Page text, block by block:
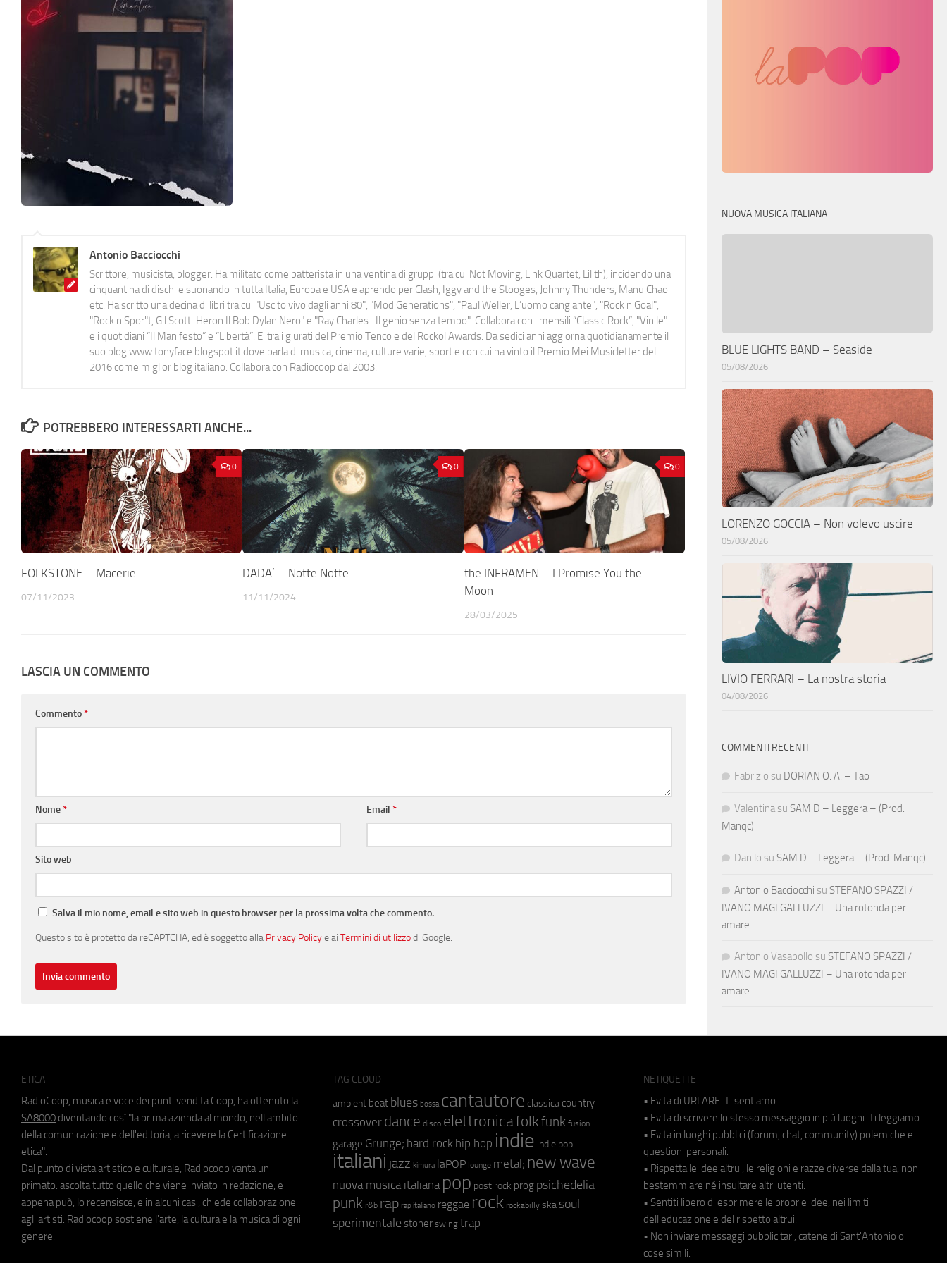
Antonio Bacciocchi
Scrittore, musicista, blogger. Ha militato come batterista in una ventina di gruppi (tra cui Not Moving, Link Quartet, Lilith), incidendo una
cinquantina di dischi e suonando in tutta Italia, Europa e USA e aprendo per Clash, Iggy and the Stooges, Johnny Thunders, Manu Chao
etc. Ha scritto una decina di libri tra cui "Uscito vivo dagli anni 80", "Mod Generations", "Paul Weller, L’uomo cangiante", "Rock n Goal",
"Rock n Spor"t, Gil Scott-Heron Il Bob Dylan Nero" e "Ray Charles- Il genio senza tempo". Collabora con i mensili “Classic Rock”, "Vinile"
e i quotidiani “Il Manifesto” e “Libertà”. E' tra i giurati del Premio Tenco e del Rockol Awards. Da sedici anni aggiorna quotidianamente il
suo blog www.tonyface.blogspot.it dove parla di musica, cinema, culture varie, sport e con cui ha vinto il Premio Mei Musicletter del
2016 come miglior blog italiano. Collabora con Radiocoop dal 2003.
POTREBBERO INTERESSARTI ANCHE...
0
FOLKSTONE – Macerie
07/11/2023
0
DADA’ – Notte Notte
11/11/2024
0
the INFRAMEN – I Promise You the
Moon
28/03/2025
LASCIA UN COMMENTO
Commento*
Nome* Email*
Sito web
Salva il mio nome, email e sito web in questo browser per la prossima volta che commento.
Questo sito è protetto da reCAPTCHA, ed è soggetto alla Privacy Policye ai Termini di utilizzodi Google.
NUOVA MUSICA ITALIANA
BLUE LIGHTS BAND – Seaside
05/08/2026
LORENZO GOCCIA – Non volevo uscire
05/08/2026
LIVIO FERRARI – La nostra storia
04/08/2026
COMMENTI RECENTI
Fabrizio su DORIAN O. A. – Tao
Valentina su SAM D – Leggera – (Prod.
Manqc)
Danilo su SAM D – Leggera – (Prod. Manqc)
Antonio Bacciocchi su STEFANO SPAZZI /
IVANO MAGI GALLUZZI – Una rotonda per
amare
Antonio Vasapollo su STEFANO SPAZZI /
IVANO MAGI GALLUZZI – Una rotonda per
amare
ETICA
RadioCoop, musica e voce dei punti vendita Coop, ha ottenuto la
SA8000 diventando così "la prima azienda al mondo, nell'ambito
della comunicazione e dell'editoria, a ricevere la Certificazione
etica".
Dal punto di vista artistico e culturale, Radiocoop vanta un
primato: ascolta tutto quello che viene inviato in redazione, e
appena può, lo recensisce, e in alcuni casi, chiede collaborazione
agli artisti. Radiocoop sostiene l'arte, la cultura e la musica di ogni
genere.
TAG CLOUD
ambient beat blues bossa cantautore classica country
crossover dance disco elettronicafolkfunk fusion
garage Grunge; hard rock hip hop indie indie pop
italiani jazz kimura laPOP lounge metal; new wave
nuova musica italiana pop post rock prog psichedelia
punk r&b rap rap italiano reggae rock rockabilly ska soul
sperimentale stoner swing trap
NETIQUETTE
• Evita di URLARE. Ti sentiamo.
• Evita di scrivere lo stesso messaggio in più luoghi. Ti leggiamo.
• Evita in luoghi pubblici (forum, chat, community) polemiche e
questioni personali.
• Rispetta le idee altrui, le religioni e razze diverse dalla tua, non
bestemmiare né insultare altri utenti.
• Sentiti libero di esprimere le proprie idee, nei limiti
dell'educazione e del rispetto altrui.
• Non inviare messaggi pubblicitari, catene di Sant'Antonio o
cose simili.